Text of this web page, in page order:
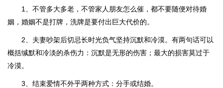
1、不管多大多老，不管家人朋友怎么催，都不要随便对待婚
姻，婚姻不是打牌，洗牌是要付出巨大代价的。
2、夫妻吵架后切忌长时光负气坚持沉默和冷漠。有两句话可以
概括缄默和冷淡的杀伤力：沉默是无形的伤害；最大的损害莫过于
冷漠。
3、结束爱情不外乎两种方式：分手或结婚。